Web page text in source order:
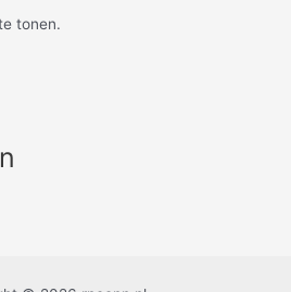
tonen.